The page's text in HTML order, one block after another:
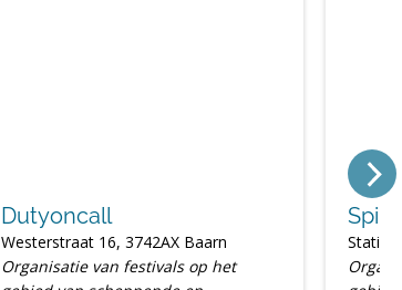
Dutyoncall
Westerstraat 16, 3742AX Baarn
Organisatie van festivals op het